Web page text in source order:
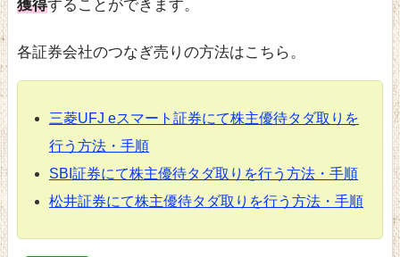
獲得することができます。
各証券会社のつなぎ売りの方法はこちら。
三菱UFJ eスマート証券にて株主優待タダ取りを
行う方法・手順
SBI証券にて株主優待タダ取りを行う方法・手順
松井証券にて株主優待タダ取りを行う方法・手順